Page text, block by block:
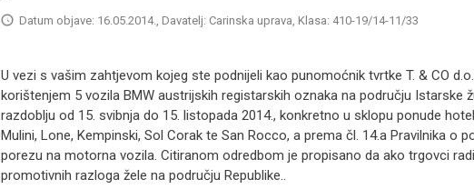
Datum objave: 16.05.2014., Davatelj: Carinska uprava, Klasa: 410-19/14-11/33
U vezi s vašim zahtjevom kojeg ste podnijeli kao punomoćnik tvrtke T. & CO
korištenjem 5 vozila BMW austrijskih registarskih oznaka na području Istarske
razdoblju od 15. svibnja do 15. listopada 2014., konkretno u sklopu ponude
Mulini, Lone, Kempinski, Sol Corak te San Rocco, a prema čl. 14.a Pravilnika o
porezu na motorna vozila. Citiranom odredbom je propisano da ako trgovci radi
promotivnih razloga žele na području Republike..